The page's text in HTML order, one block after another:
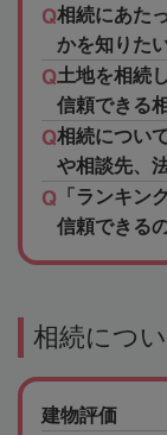
相続にあた
かを知りた
土地を相続
信頼できる
相続につい
や相談先、
「ランキン
信頼できる
相続につ
建物評価